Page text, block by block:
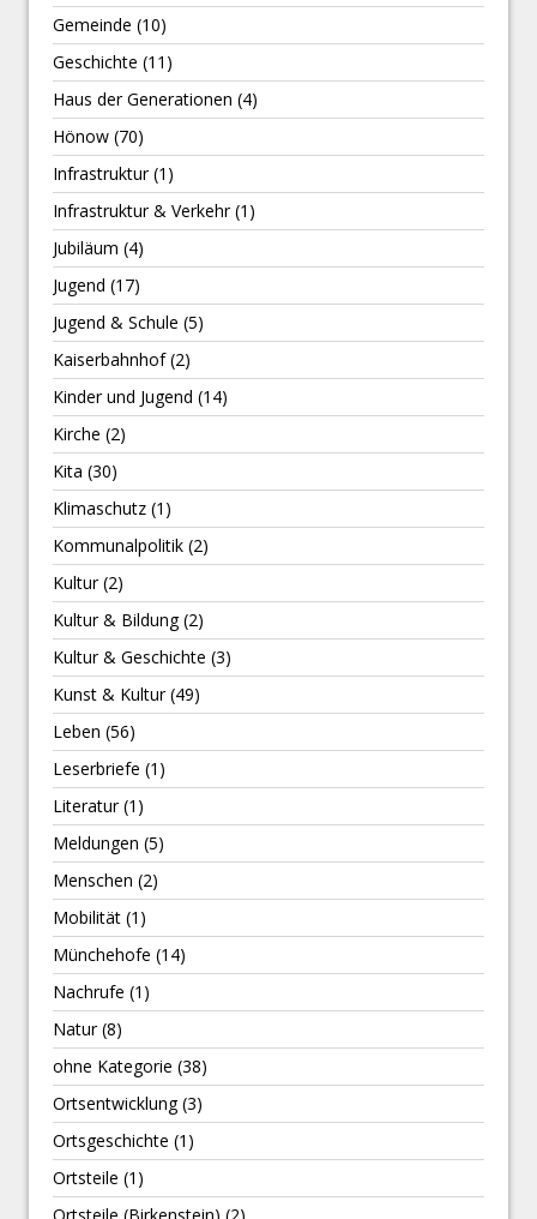
Gemeinde (10)
Geschichte (11)
Haus der Generationen (4)
Hönow (70)
Infrastruktur(1)
Infrastruktur & Verkehr(1)
Jubiläum (4)
Jugend (17)
Jugend & Schule (5)
Kaiserbahnhof(2)
Kinder und Jugend (14)
Kirche (2)
Kita (30)
Klimaschutz (1)
Kommunalpolitik (2)
Kultur(2)
Kultur & Bildung(2)
Kultur & Geschichte (3)
Kunst & Kultur(49)
Leben (56)
Leserbriefe (1)
Literatur(1)
Meldungen (5)
Menschen (2)
Mobilität (1)
Münchehofe (14)
Nachrufe (1)
Natur(8)
ohne Kategorie (38)
Ortsentwicklung(3)
Ortsgeschichte (1)
Ortsteile (1)